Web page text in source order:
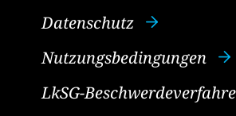
Datenschutz
Nutzungsbedingungen
LkSG-